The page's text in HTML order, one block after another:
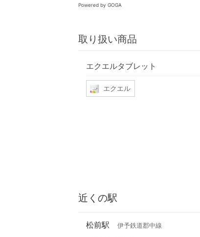
Powered by GOGA
取り扱い商品
エクエルタブレット
エクエル
近くの駅
松前駅 伊予鉄道郡中線